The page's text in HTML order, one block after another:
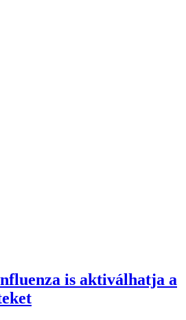
is aktiválhatja a